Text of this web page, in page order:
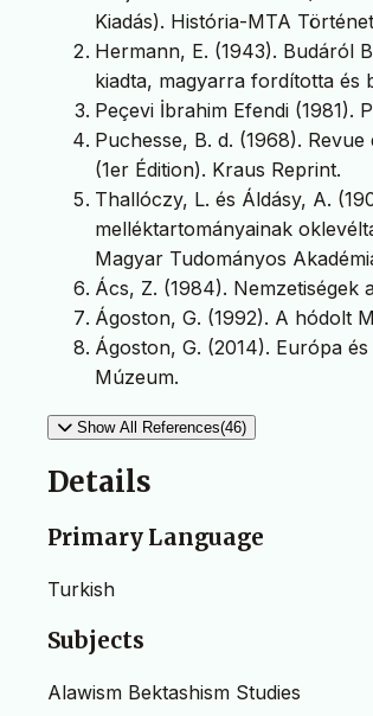
Kiadás). História-MTA
Hermann, E. (1943). Budáról
kiadta, magyarra fordította és
Peçevi İbrahim Efendi (1981).
Puchesse, B. d. (1968).
(1er Édition). Kraus Reprint.
Thallóczy, L. és Áldásy, A.
melléktartományainak
Magyar Tudományos
Ács, Z. (1984). Nemzetiségek
Ágoston, G. (1992). A hódolt
Ágoston, G. (2014). Európa
Múzeum.
Show All References(46)
Details
Primary Language
Turkish
Subjects
Alawism Bektashism Studies